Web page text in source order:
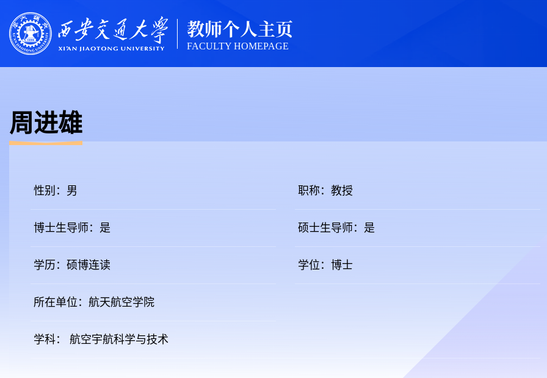
教师个人主页
FACULTY HOMEPAGE
周进雄
性别：男 职称：教授
博士生导师：是 硕士生导师：是
学历：硕博连读 学位：博士
所在单位：航天航空学院
学科： 航空宇航科学与技术